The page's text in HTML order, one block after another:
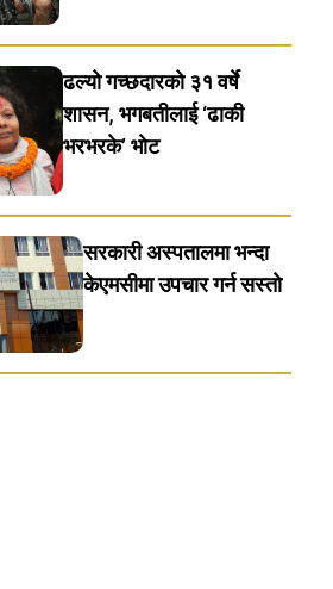
ढल्यो गच्छदारको ३१ वर्षे
शासन, भगबतीलाई ‘ढाकी
भरभरके’ भाेट
सरकारी अस्पतालमा भन्दा
केएमसीमा उपचार गर्न सस्ताे